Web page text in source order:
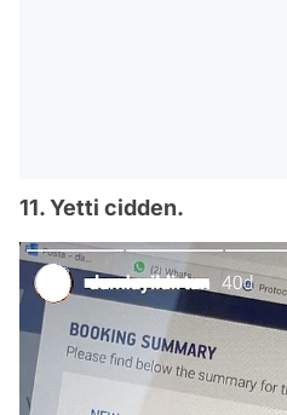
11. Yetti cidden.